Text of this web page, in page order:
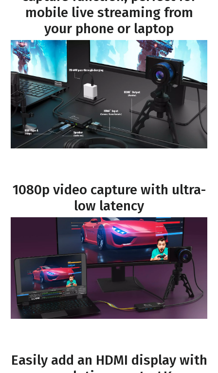
mobile live streaming from
your phone or laptop
1080p video capture with ultra-
low latency
Easily add an HDMI display with